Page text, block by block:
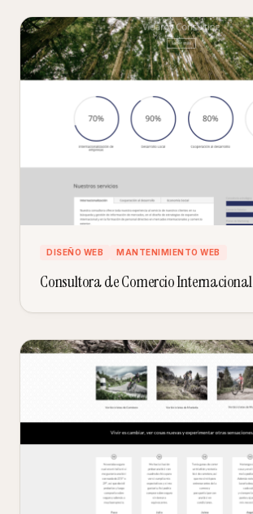
DISEÑO WEB MANTENIMIENTO WEB
Consultora de Comercio Internacional